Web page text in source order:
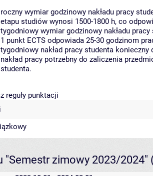
roczny wymiar godzinowy nakładu pracy
etapu studiów wynosi 1500-1800 h, co
tygodniowy wymiar godzinowy nakładu
1 punkt ECTS odpowiada 25-30 godzinom
tygodniowy nakład pracy studenta
nakład pracy potrzebny do zaliczenia
studenta.
reguły punktacji
"Semestr zimowy 2023/2024"